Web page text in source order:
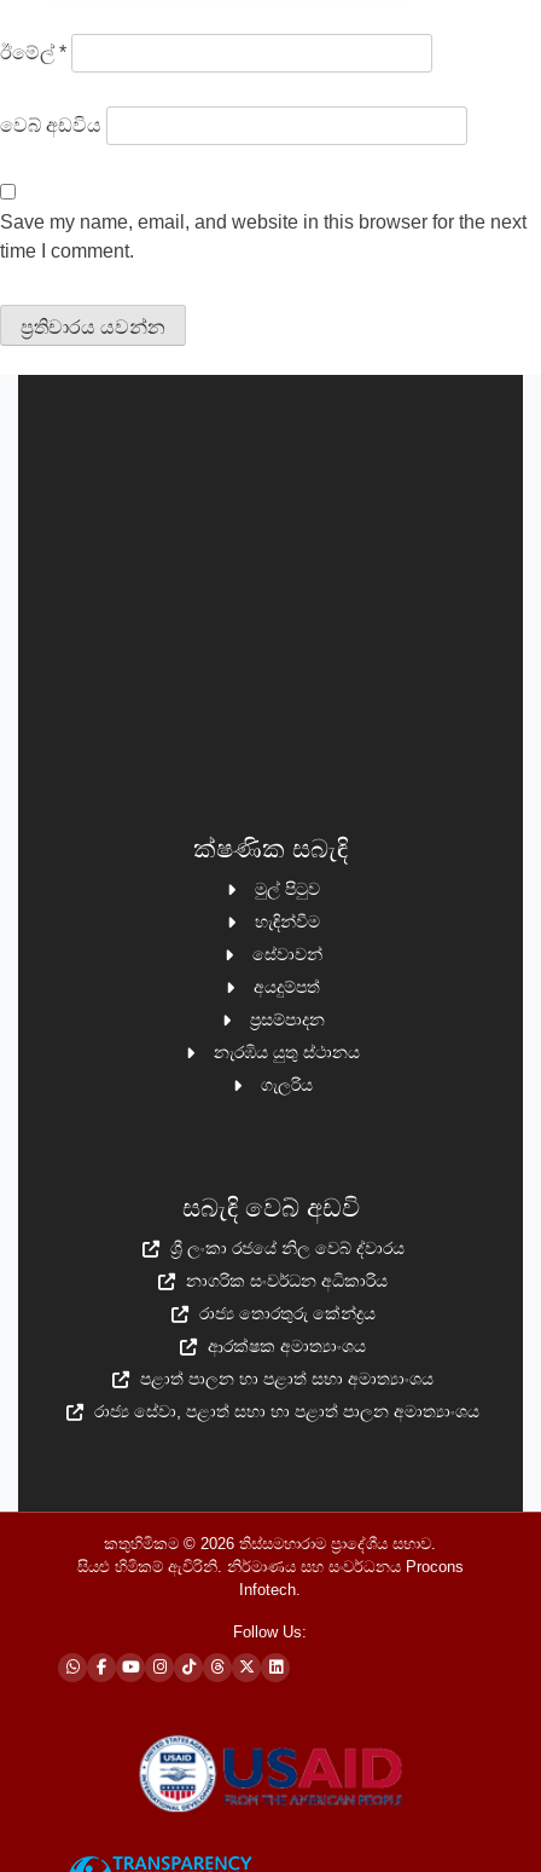
ඊමේල් *
වෙබ් අඩවිය
Save my name, email, and website in this browser for the next
time I comment.
ක්ෂණික සබැඳි
මුල් පිටුව
හැඳින්වීම
සේවාවන්
අයදුම්පත්
ප්‍රසම්පාදන
නැරඹිය යුතු ස්ථානය
ගැලරිය
සබැඳි වෙබ් අඩවි
ශ්‍රී ලංකා රජයේ නිල වෙබ් ද්වාරය
නාගරික සංවර්ධන අධිකාරිය
රාජ්‍ය තොරතුරු කේන්ද්‍රය
ආරක්ෂක අමාත්‍යාංශය
පළාත් පාලන හා පළාත් සභා අමාත්‍යාංශය
රාජ්‍ය සේවා, පළාත් සභා හා පළාත් පාලන අමාත්‍යාංශය
කතුහිමිකම © 2026තිස්සමහාරාම ප්‍රාදේශීය සභාව
සියළු හිමිකම් ඇවිරිනි. නිර්මාණය සහ සංවර්ධනය Procons
Infotech
Follow Us: